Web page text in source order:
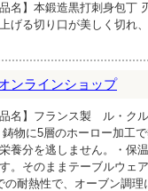
品名】本鍛造黒打刺身包丁
げる切り口が美しく切れ
ンラインショップ
品名】フランス製 ル・ク
鋳物に5層のホーロー加工
養分を逃しません。・保
。そのままテーブルウェ
耐熱性で、オーブン調理